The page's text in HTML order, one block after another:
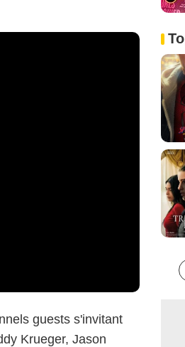
guests s'invitant
Krueger, Jason